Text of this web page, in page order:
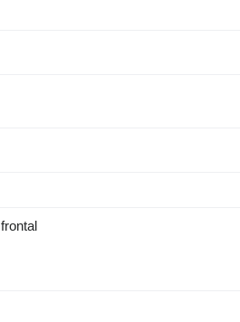
frontal